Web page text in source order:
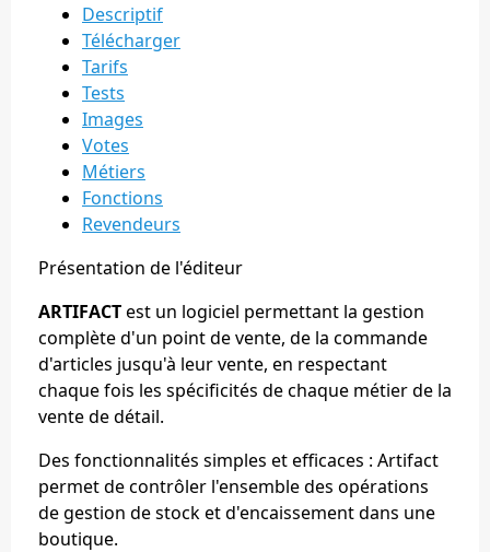
Descriptif
Télécharger
Tarifs
Tests
Images
Votes
Métiers
Fonctions
Revendeurs
Présentation de l'éditeur
ARTIFACTest un logiciel permettant la gestion
complète d'un point de vente, de la commande
d'articles jusqu'à leur vente, en respectant
chaque fois les spécificités de chaque métier de la
vente de détail.
Des fonctionnalités simples et efficaces : Artifact
permet de contrôler l'ensemble des opérations
de gestion de stock et d'encaissement dans une
boutique.